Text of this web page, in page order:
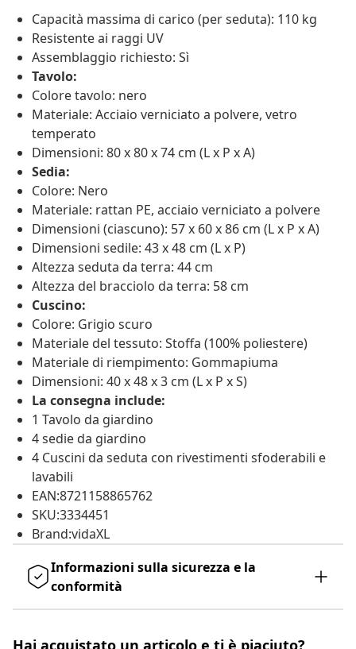
Capacità massima di carico (per seduta): 110 kg
Resistente ai raggi UV
Assemblaggio richiesto: Sì
Tavolo:
Colore tavolo: nero
Materiale: Acciaio verniciato a polvere, vetro
temperato
Dimensioni: 80 x 80 x 74 cm (L x P x A)
Sedia:
Colore: Nero
Materiale: rattan PE, acciaio verniciato a polvere
Dimensioni (ciascuno): 57 x 60 x 86 cm (L x P x A)
Dimensioni sedile: 43 x 48 cm (L x P)
Altezza seduta da terra: 44 cm
Altezza del bracciolo da terra: 58 cm
Cuscino:
Colore: Grigio scuro
Materiale del tessuto: Stoffa (100% poliestere)
Materiale di riempimento: Gommapiuma
Dimensioni: 40 x 48 x 3 cm (L x P x S)
La consegna include:
1 Tavolo da giardino
4 sedie da giardino
4 Cuscini da seduta con rivestimenti sfoderabili e
lavabili
EAN:8721158865762
SKU:3334451
Brand:vidaXL
Informazioni sulla sicurezza e la
conformità
Hai acquistato un articolo e ti è piaciuto?